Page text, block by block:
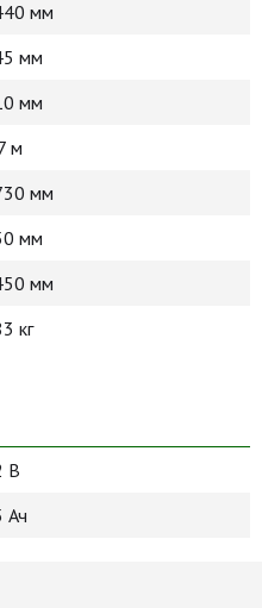
мм
мм
мм
м
мм
мм
мм
кг
В
Ач